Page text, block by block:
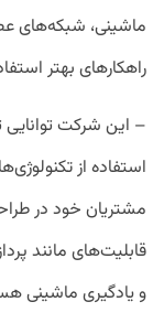
ماشینی، شبکه‌های
راهکارهای بهتر
– این شرکت
استفاده از
مشتریان خود در
قابلیت‌های مانند
و یادگیری ماشینی